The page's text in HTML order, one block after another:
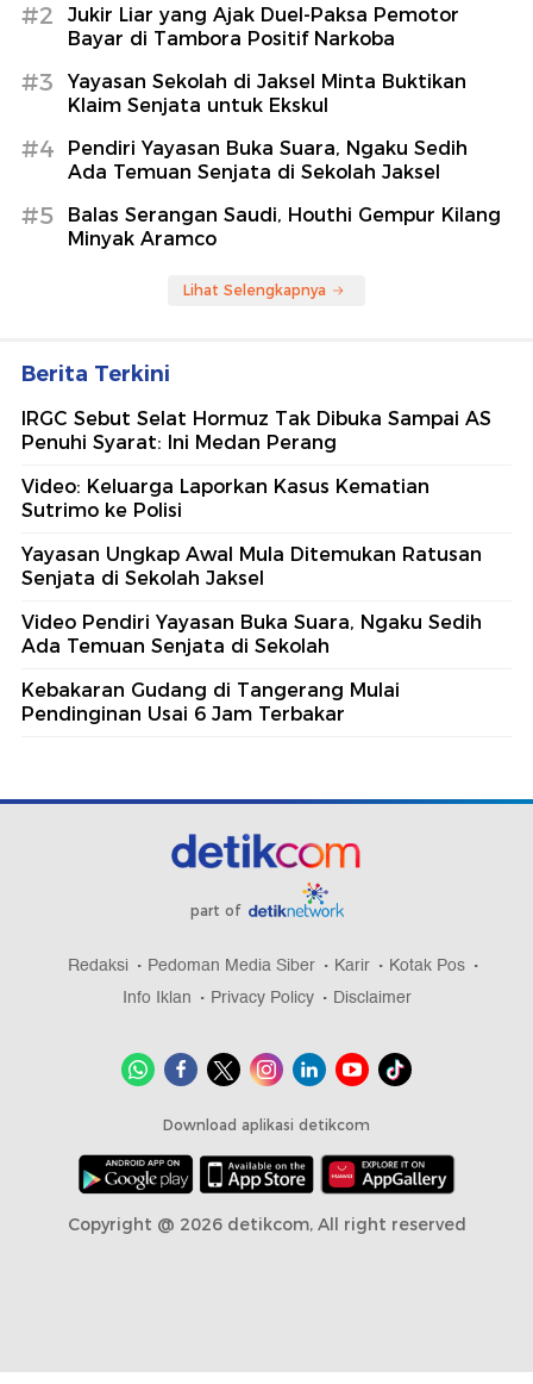
#2
Jukir Liar yang Ajak Duel-Paksa Pemotor
Bayar di Tambora Positif Narkoba
#3
Yayasan Sekolah di Jaksel Minta Buktikan
Klaim Senjata untuk Ekskul
#4
Pendiri Yayasan Buka Suara, Ngaku Sedih
Ada Temuan Senjata di Sekolah Jaksel
#5
Balas Serangan Saudi, Houthi Gempur Kilang
Minyak Aramco
Lihat Selengkapnya
Berita Terkini
IRGC Sebut Selat Hormuz Tak Dibuka Sampai AS
Penuhi Syarat: Ini Medan Perang
Video: Keluarga Laporkan Kasus Kematian
Sutrimo ke Polisi
Yayasan Ungkap Awal Mula Ditemukan Ratusan
Senjata di Sekolah Jaksel
Video Pendiri Yayasan Buka Suara, Ngaku Sedih
Ada Temuan Senjata di Sekolah
Kebakaran Gudang di Tangerang Mulai
Pendinginan Usai 6 Jam Terbakar
part of
Redaksi Pedoman Media Siber Karir
Kotak Pos
Info Iklan
Privacy Policy Disclaimer
Download aplikasi detikcom
Copyright @ 2026 detikcom, All right reserved